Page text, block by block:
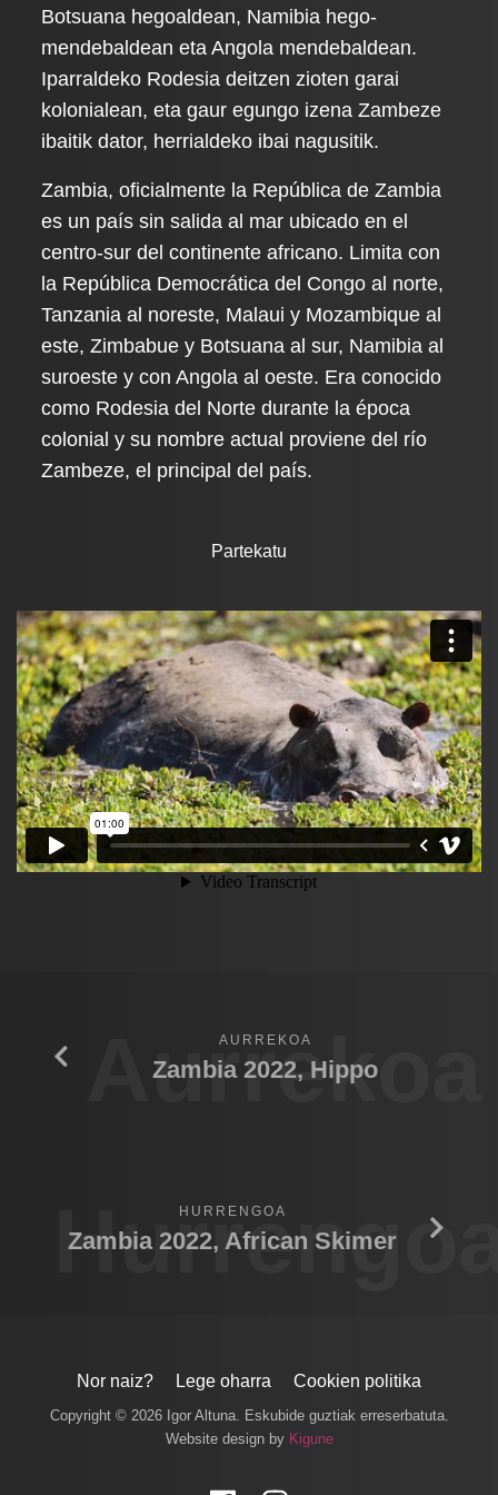
Botsuana hegoaldean, Namibia hego-
mendebaldean eta Angola mendebaldean.
Iparraldeko Rodesia deitzen zioten garai
kolonialean, eta gaur egungo izena Zambeze
ibaitik dator, herrialdeko ibai nagusitik.
Zambia, oficialmente la República de Zambia
es un país sin salida al mar ubicado en el
centro-sur del continente africano. Limita con
la República Democrática del Congo al norte,
Tanzania al noreste, Malaui y Mozambique al
este, Zimbabue y Botsuana al sur, Namibia al
suroeste y con Angola al oeste. Era conocido
como Rodesia del Norte durante la época
colonial y su nombre actual proviene del río
Zambeze, el principal del país.
Partekatu
Aurrekoa
AURREKOA
Zambia 2022, Hippo
HURRENGOA
Zambia 2022, African Skimer
Nor naiz? Lege oharra Cookien politika
Copyright © 2026 Igor Altuna. Eskubide guztiak erreserbatuta.
Website design by Kigune